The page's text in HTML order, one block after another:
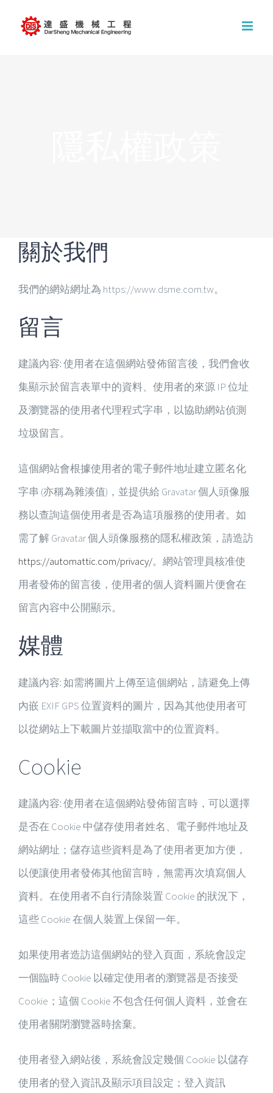
關於我們
我們的網站網址為 https://www.dsme.com.tw。
留言
建議內容:使用者在這個網站發佈留言後，我們會收
集顯示於留言表單中的資料、使用者的來源 IP 位址
及瀏覽器的使用者代理程式字串，以協助網站偵測
垃圾留言。
這個網站會根據使用者的電子郵件地址建立匿名化
字串 (亦稱為雜湊值)，並提供給 Gravatar 個人頭像服
務以查詢這個使用者是否為這項服務的使用者。如
需了解 Gravatar 個人頭像服務的隱私權政策，請造訪
https://automattic.com/privacy/。網站管理員核准使
用者發佈的留言後，使用者的個人資料圖片便會在
留言內容中公開顯示。
媒體
建議內容:如需將圖片上傳至這個網站，請避免上傳
內嵌 EXIF GPS 位置資料的圖片，因為其他使用者可
以從網站上下載圖片並擷取當中的位置資料。
Cookie
建議內容:使用者在這個網站發佈留言時，可以選擇
是否在 Cookie 中儲存使用者姓名、電子郵件地址及
網站網址；儲存這些資料是為了使用者更加方便，
以便讓使用者發佈其他留言時，無需再次填寫個人
資料。在使用者不自行清除裝置 Cookie 的狀況下，
這些 Cookie 在個人裝置上保留一年。
如果使用者造訪這個網站的登入頁面，系統會設定
一個臨時 Cookie 以確定使用者的瀏覽器是否接受
Cookie；這個 Cookie 不包含任何個人資料，並會在
使用者關閉瀏覽器時捨棄。
使用者登入網站後，系統會設定幾個 Cookie 以儲存
使用者的登入資訊及顯示項目設定；登入資訊